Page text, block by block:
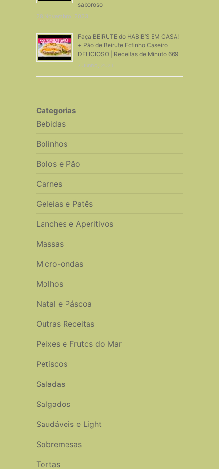
saboroso
28 Novembro, 2023
Faça BEIRUTE do HABIB’S EM CASA!
+ Pão de Beirute Fofinho Caseiro
DELICIOSO | Receitas de Minuto 669
7 Junho, 2021
Categorias
Bebidas
Bolinhos
Bolos e Pão
Carnes
Geleias e Patês
Lanches e Aperitivos
Massas
Micro-ondas
Molhos
Natal e Páscoa
Outras Receitas
Peixes e Frutos do Mar
Petiscos
Saladas
Salgados
Saudáveis e Light
Sobremesas
Tortas